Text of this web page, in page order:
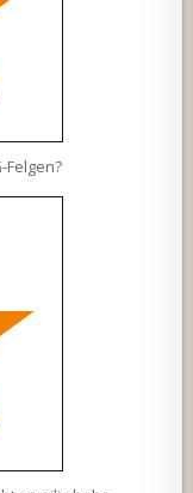
Felgen?